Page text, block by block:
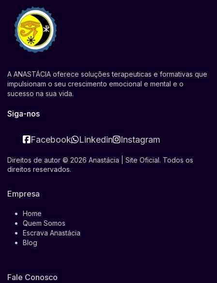
A ANASTÁCIA oferece soluções terapeuticas e formativas que
impulsionam o seu crescimento emocional e mental e o
sucesso na sua vida.
Siga-nos
Facebook Linkedin Instagram
Direitos de autor © 2026 Anastácia | Site Oficial. Todos os
direitos reservados.
Empresa
Home
Quem Somos
Escrava Anastácia
Blog
Fale Conosco